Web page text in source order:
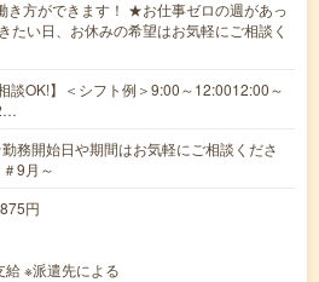
き方ができます！ ★お仕事ゼロの週があっ
たい日、お休みの希望はお気軽にご相談く
談OK!】＜シフト例＞9:00～12:0012:00～
開始日や期間はお気軽にご相談くださ
9月～
円
※派遣先による